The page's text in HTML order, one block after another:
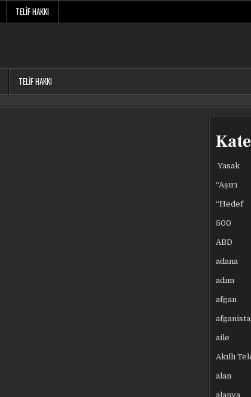
TELIF HAKKI
TELIF HAKKI
Yasak
“Aşırı
“Hedef
500
ABD
adana
adım
afgan
aile
Akıllı
alan
alanya